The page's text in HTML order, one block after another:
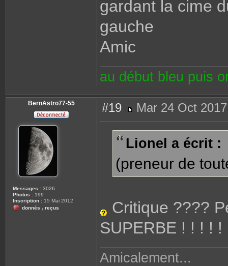
gardant la cime
gauche
Amic
au début bleu puis
BernAstro77-55
Messages : 3026
Photos : 199
Inscription : 15 Mai 2012
donnés / reçus
#19
e
a
Mar 24 Oct
Lionel a écrit :
(preneur de
Critique ????
SUPERBE ! ! ! ! !
Amicalement...